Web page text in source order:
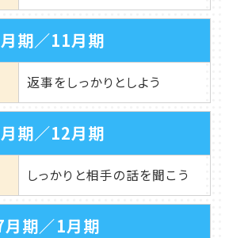
期／11月期
返事をしっかりとしよう
期／12月期
しっかりと相手の話を聞こう
月期／1月期